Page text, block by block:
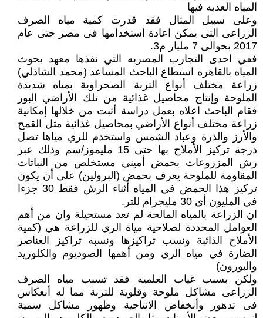
المياه العذبه فيها
وعلى سبيل المثال فقد قدرت كمية مياه الصرف
الزراعى التى يمكن اعادة استخدامها فى مصر حتى عام
2017 بحوالى 7 مليار م3.
ففي احدى التجارب المصريه التي نفذها معهد بحوث
المياه بالقاهره استطاع الباحث المساعد (محمد الشاذلي)
زراعة مختلف أنواع التربة الصحراوية بمياه شديدة
الملوحة وإنتاج محاصيل غذائية من تلك الأراضي البور
فقام الباحث اعلاه بعمل دراسة أثبت من خلالها إمكانية
زراعة مختلف أنواع الأراضي بمحاصيل غذائية مثل القمح
والأرز والذرة وعباد الشمس واستخدم للري مياها تصل
درجة تركيز الأملاح بها حتى 15 مليموز/سم وذلك عبر
رش المزروعات بحمض أميني مستخلص من النباتات
المقاومة للملوحة يعرف بحمض (البرولين) على أن يكون
تركيز هذا الحمض في المياه أثناء الرش فقط 30 جزءا
في المليون أي 30 مليجرام للتر.
ان الزراعة بالمياه المالحة لم تعد مستحيلة وان من أهم
العوامل المحددة لصلاحية مياة الري للزراعة هي (كمية
الأملاح الذائبة ونسب تراكيزها ونسبه تراكيز العناصر
الضارة في مياه الري ومن أهمها الصوديوم والكلوريد
والبورون)
ولكن بسبب غياب العلميه فقد تسبب مياه الصرف
الزراعى مشاكل ملوحة وقلوية للتربة مما له أنعكاس
فى تدهور وأنخفاض الانتاجية وظهور مشاكل سمية